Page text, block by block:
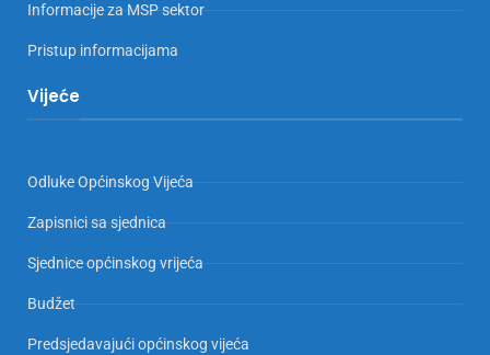
Informacije za MSP sektor
Pristup informacijama
Vijeće
Odluke Općinskog Vijeća
Zapisnici sa sjednica
Sjednice općinskog vrijeća
Budžet
Predsjedavajući općinskog vijeća